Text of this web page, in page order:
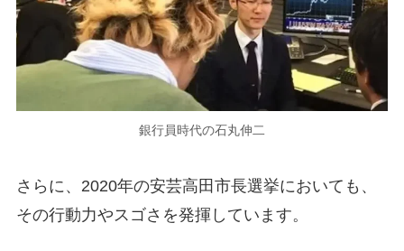
銀行員時代の石丸伸二
さらに、2020年の安芸高田市長選挙においても、
その行動力やスゴさを発揮しています。